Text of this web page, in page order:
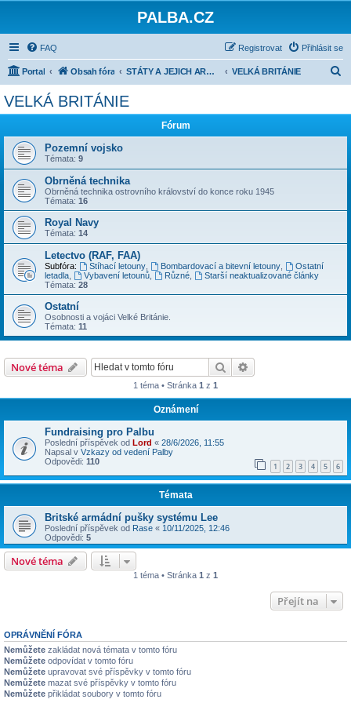
PALBA.CZ
FAQ Přihlásit se
Registrovat
Portal Obsah fóra STÁTY A JEJICH ARMÁDY 1918-1945 VELKÁ BRITÁNIE
VELKÁ BRITÁNIE
Fórum
Pozemní vojsko
Témata: 9
Obrněná technika
Obrněná technika ostrovního království do konce roku 1945
Témata: 16
Royal Navy
Témata: 14
Letectvo (RAF, FAA)
Subfóra: Stíhací letouny, Bombardovací a bitevní letouny,
Ostatní
letadla
Vybavení letounů, Různé,
Starší neaktualizované články
Témata: 28
Ostatní
Osobnosti a vojáci Velké Británie.
Témata: 11
Nové téma Hledat
1 téma • Stránka 1 z 1
Oznámení
Fundraising pro Palbu
Poslední příspěvek od Lord « 28/6/2026, 11:55
Napsal v Vzkazy od vedení Palby
Odpovědi: 110 1 2 3 4 5 6
Témata
Britské armádní pušky systému Lee
Poslední příspěvek od Rase « 10/11/2025, 12:46
Odpovědi: 5
Nové téma
1 téma • Stránka 1 z 1
Přejít na
OPRÁVNĚNÍ FÓRA
Nemůžete zakládat nová témata v tomto fóru
Nemůžete odpovídat v tomto fóru
Nemůžete upravovat své příspěvky v tomto fóru
Nemůžete mazat své příspěvky v tomto fóru
Nemůžete přikládat soubory v tomto fóru